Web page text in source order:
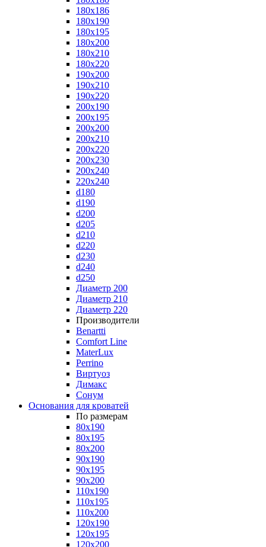
180x186
180x190
180x195
180x200
180x210
180x220
190x200
190x210
190x220
200x190
200x195
200x200
200x210
200x220
200x230
200x240
220x240
d180
d190
d200
d205
d210
d220
d230
d240
d250
Диаметр 200
Диаметр 210
Диаметр 220
Производители
Benartti
Comfort Line
MaterLux
Perrino
Виртуоз
Димакс
Сонум
Основания для кроватей
По размерам
80x190
80x195
80x200
90x190
90x195
90x200
110x190
110x195
110x200
120x190
120x195
120x200